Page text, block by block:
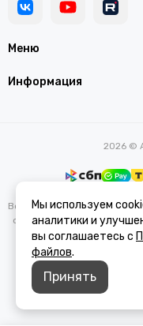
Меню
Информация
2026 ©
Вся представленная на
стоимости товаров и
каких условиях не
положениями
Мы используем
аналитики и
вы соглашаетесь с
файлов.
Принять